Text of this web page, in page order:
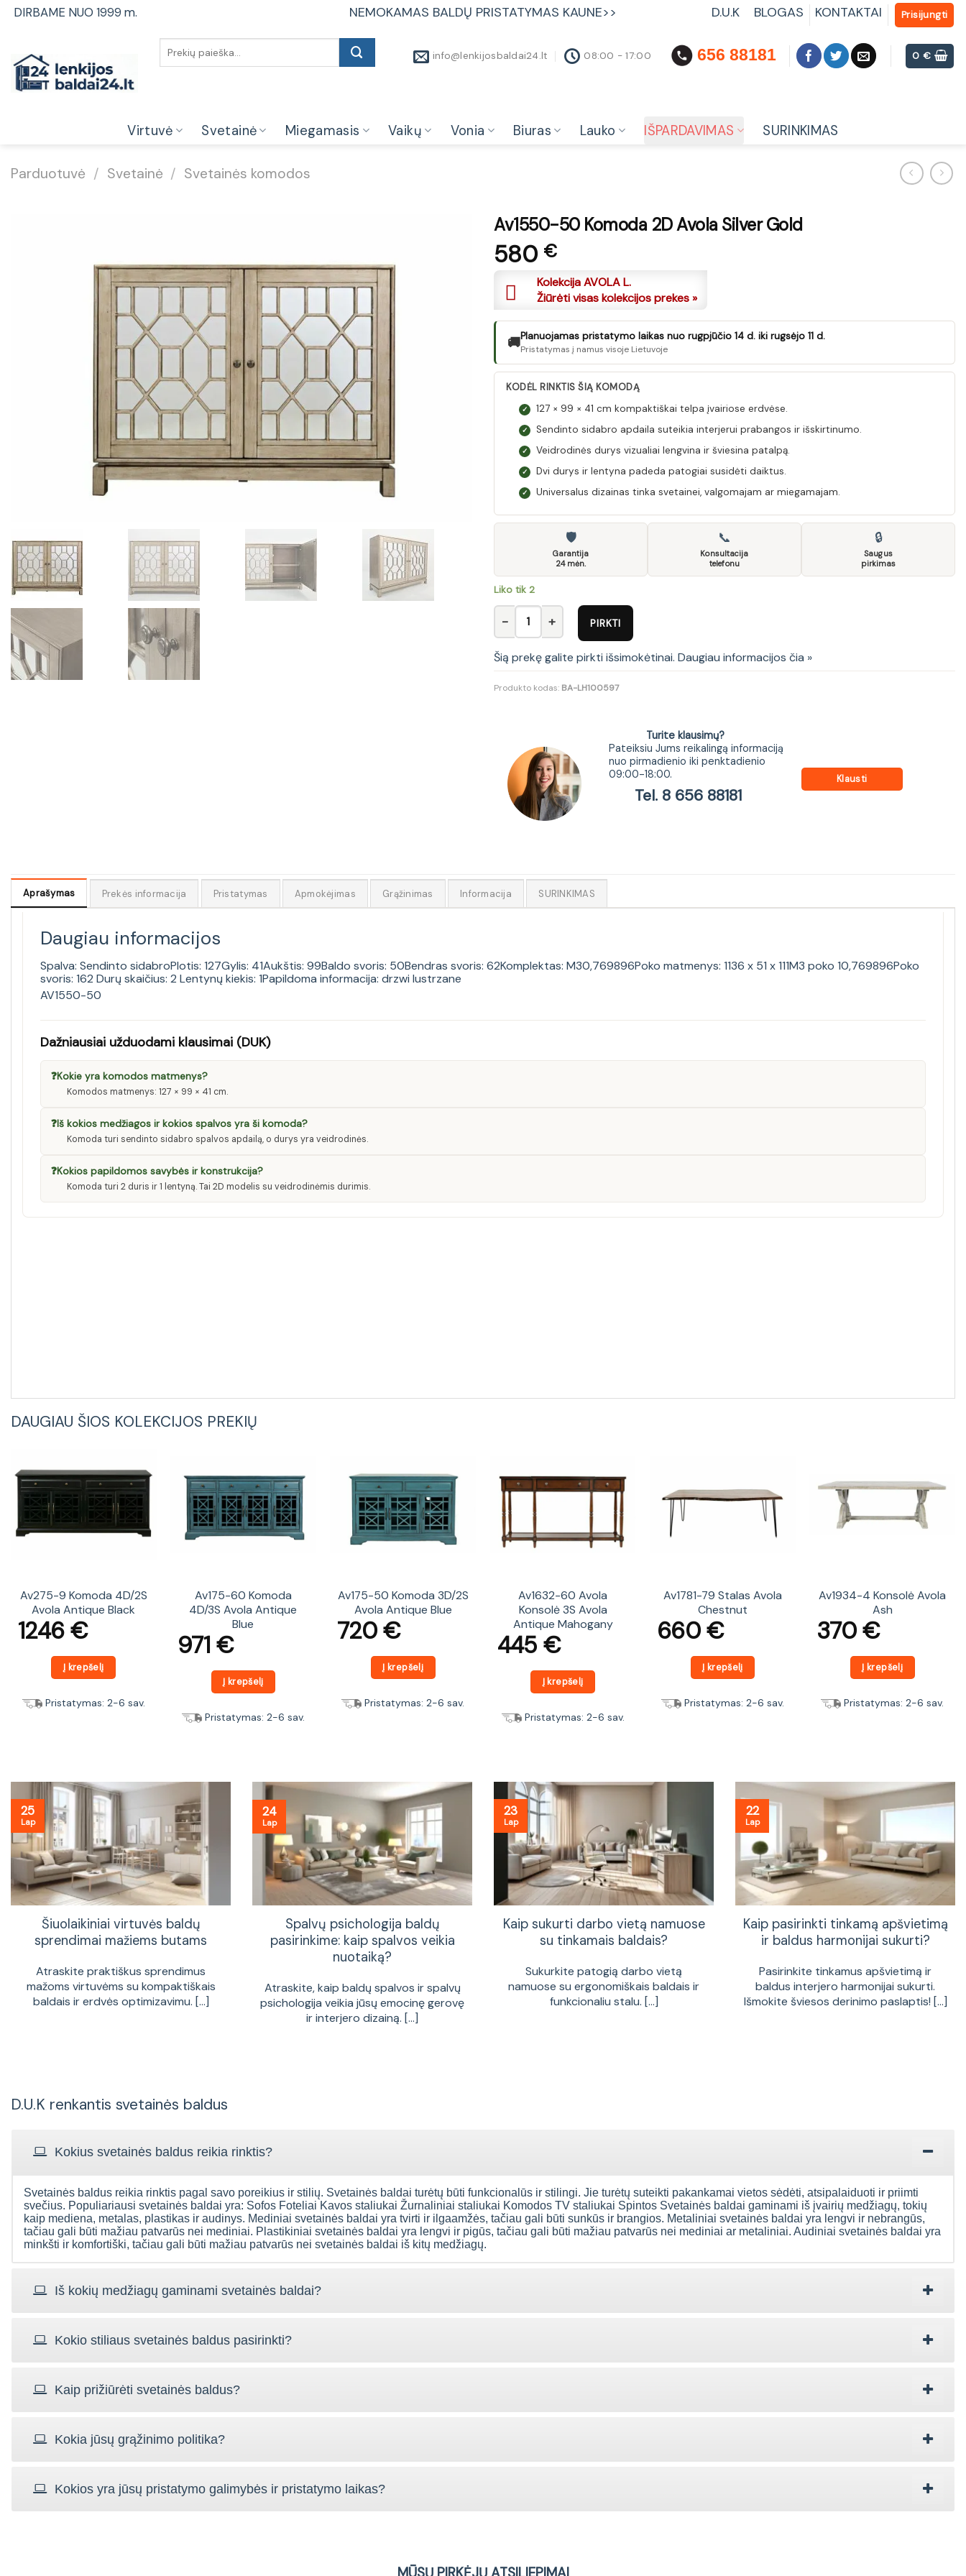
SkipDIRBAME NUO 1999 m. NEMOKAMAS BALDŲ PRISTATYMAS KAUNE>> D.U.K BLOGAS KONTAKTAI Prisijungti
info@lenkijosbaldai24.lt
08:00 - 17:00 656 88181 0€
Virtuvė Svetainė Miegamasis Vaikų Vonia Biuras Lauko IŠPARDAVIMAS SURINKIMAS
Parduotuvė / Svetainė / Svetainės komodos
Av1550-50 Komoda 2D Avola Silver Gold
580 €
Kolekcija AVOLA L.
Žiūrėti visas kolekcijos prekes »
🚚Planuojamas pristatymo laikas nuo rugpjūčio 14 d. iki rugsėjo 11 d.
Pristatymas į namus visoje Lietuvoje
KODĖL RINKTIS ŠIĄ KOMODĄ
✓ 127 × 99 × 41 cm kompaktiškai telpa įvairiose erdvėse.
✓ Sendinto sidabro apdaila suteikia interjerui prabangos ir išskirtinumo.
✓ Veidrodinės durys vizualiai lengvina ir šviesina patalpą.
✓ Dvi durys ir lentyna padeda patogiai susidėti daiktus.
✓ Universalus dizainas tinka svetainei, valgomajam ar miegamajam.
🛡
Garantija
24 mėn.
📞
Konsultacija
telefonu
🔒
Saugus
pirkimas
Liko tik 2
produkto kiekis: Av1550-50 Komoda 2D Avola Silver Gold
PIRKTI
Šią prekę galite pirkti išsimokėtinai. Daugiau informacijos čia »
Produkto kodas: BA-LH100597
Turite klausimų?
Pateiksiu Jums reikalingą informaciją
nuo pirmadienio iki penktadienio
09:00-18:00.
Tel. 8 656 88181
Klausti
Aprašymas Prekės informacija Pristatymas Apmokėjimas Grąžinimas Informacija SURINKIMAS
Daugiau informacijos
Spalva: Sendinto sidabroPlotis: 127Gylis: 41Aukštis: 99Baldo svoris: 50Bendras svoris: 62Komplektas: M30,769896Poko matmenys: 1136 x 51 x 111M3 poko 10,769896Poko
svoris: 162 Durų skaičius: 2 Lentynų kiekis: 1Papildoma informacija: drzwi lustrzane
AV1550-50
Dažniausiai užduodami klausimai (DUK)
❓Kokie yra komodos matmenys?
Komodos matmenys: 127 × 99 × 41 cm.
❓Iš kokios medžiagos ir kokios spalvos yra ši komoda?
Komoda turi sendinto sidabro spalvos apdailą, o durys yra veidrodinės.
❓Kokios papildomos savybės ir konstrukcija?
Komoda turi 2 duris ir 1 lentyną. Tai 2D modelis su veidrodinėmis durimis.
DAUGIAU ŠIOS KOLEKCIJOS PREKIŲ
Av275-9 Komoda 4D/2S
Avola Antique Black
1246€
Į krepšelį
Pristatymas: 2-6 sav.
Av175-60 Komoda
4D/3S Avola Antique
Blue
971 €
Į krepšelį
Pristatymas: 2-6 sav.
Av175-50 Komoda 3D/2S
Avola Antique Blue
720€
Į krepšelį
Pristatymas: 2-6 sav.
Av1632-60 Avola
Konsolė 3S Avola
Antique Mahogany
445€
Į krepšelį
Pristatymas: 2-6 sav.
Av1781-79 Stalas Avola
Chestnut
660€
Į krepšelį
Pristatymas: 2-6 sav.
Av1934-4 Konsolė Avola
Ash
370€
Į krepšelį
Pristatymas: 2-6 sav.
Šiuolaikiniai virtuvės baldų
sprendimai mažiems butams
Atraskite praktiškus sprendimus
mažoms virtuvėms su kompaktiškais
baldais ir erdvės optimizavimu. [...]
25
Lap
Spalvų psichologija baldų
pasirinkime: kaip spalvos veikia
nuotaiką?
Atraskite, kaip baldų spalvos ir spalvų
psichologija veikia jūsų emocinę gerovę
ir interjero dizainą. [...]
24
Lap
Kaip sukurti darbo vietą namuose
su tinkamais baldais?
Sukurkite patogią darbo vietą
namuose su ergonomiškais baldais ir
funkcionaliu stalu. [...]
23
Lap
Kaip pasirinkti tinkamą apšvietimą
ir baldus harmonijai sukurti?
Pasirinkite tinkamus apšvietimą ir
baldus interjero harmonijai sukurti.
Išmokite šviesos derinimo paslaptis! [...]
22
Lap
D.U.K renkantis svetainės baldus
Kokius svetainės baldus reikia rinktis?
Svetainės baldus reikia rinktis pagal savo poreikius ir stilių. Svetainės baldai turėtų būti funkcionalūs ir stilingi. Jie turėtų suteikti pakankamai vietos sėdėti, atsipalaiduoti ir priimti
svečius. Populiariausi svetainės baldai yra: Sofos Foteliai Kavos staliukai Žurnaliniai staliukai Komodos TV staliukai Spintos Svetainės baldai gaminami iš įvairių medžiagų, tokių
kaip mediena, metalas, plastikas ir audinys. Mediniai svetainės baldai yra tvirti ir ilgaamžės, tačiau gali būti sunkūs ir brangios. Metaliniai svetainės baldai yra lengvi ir nebrangūs,
tačiau gali būti mažiau patvarūs nei mediniai. Plastikiniai svetainės baldai yra lengvi ir pigūs, tačiau gali būti mažiau patvarūs nei mediniai ar metaliniai. Audiniai svetainės baldai yra
minkšti ir komfortiški, tačiau gali būti mažiau patvarūs nei svetainės baldai iš kitų medžiagų.
Iš kokių medžiagų gaminami svetainės baldai?
Kokio stiliaus svetainės baldus pasirinkti?
Kaip prižiūrėti svetainės baldus?
Kokia jūsų grąžinimo politika?
Kokios yra jūsų pristatymo galimybės ir pristatymo laikas?